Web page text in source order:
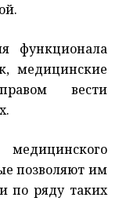
функционала
медицинские
вести
позволяют им
по ряду таких